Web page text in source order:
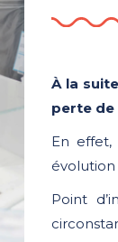
À la
perte de
En
évolution
Point